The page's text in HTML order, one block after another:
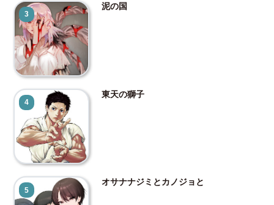
3
泥の国
4
東天の獅子
5
オサナナジミとカノジョと